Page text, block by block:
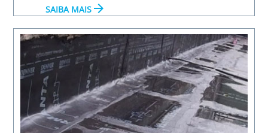
SAIBA MAISarrow_forward